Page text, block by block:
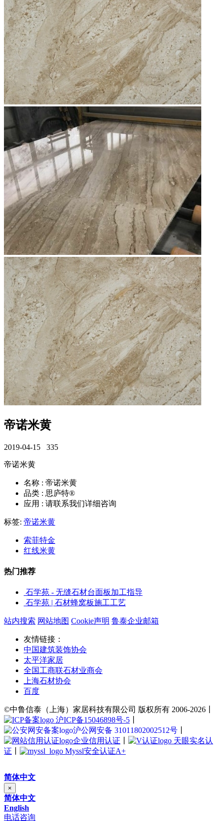
帝诺米黄
2019-04-15 335
帝诺米黄
名称 : 帝诺米黄
品类 : 思庐特®
应用 : 请联系我们详细咨询
标签: 帝诺米黄
索菲特金
红线米黄
热门推荐
石学苑 - 无缝石材台面板加工指导
石学苑 | 石材蜂窝板施工工艺
站内搜索 网站地图 Cookie声明 鲁泰企业邮箱
友情链接：
中国建筑装饰协会
太平洋家居
全国工商联石材业商会
上海石材协会
百度
©中鲁信泰（上海）家居科技有限公司 版权所有 2006-2026丨
沪ICP备15046898号-5
沪公网安备 31011802002512号
企业信用认证
天眼实名认
证
Myssl安全认证A+
简体中文
×
简体中文
English
电话咨询